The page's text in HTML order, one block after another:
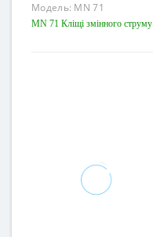
Модель: MN 71
MN 71 Кліщі змінного струму